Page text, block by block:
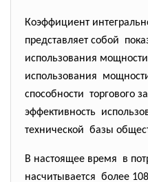
Коэффициент
представляет собой
использования
использования
способности торгового
эффективность
технической базы
В настоящее время в
насчитывается более